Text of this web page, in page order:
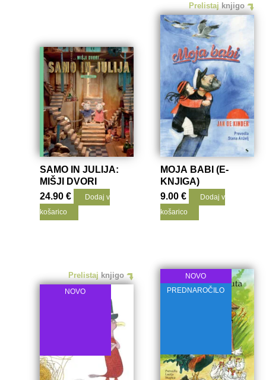
SAMO IN JULIJA:
MIŠJI DVORI
24.90€
Dodaj v
košarico
Prelistaj knjigo
MOJA BABI (E-
KNJIGA)
9.00€
Dodaj v
košarico
Prelistaj knjigo
NOVO
NOVO
PREDNAROČILO